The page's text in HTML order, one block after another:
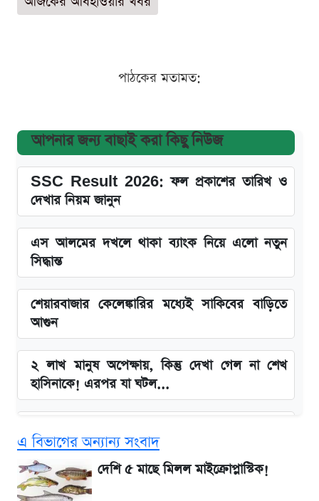
পাঠকের মতামত:
আপনার জন্য বাছাই করা কিছু নিউজ
SSC Result 2026: ফল প্রকাশের তারিখ ও
দেখার নিয়ম জানুন
এস আলমের দখলে থাকা ব্যাংক নিয়ে এলো নতুন
সিদ্ধান্ত
শেয়ারবাজার কেলেঙ্কারির মধ্যেই সাকিবের বাড়িতে
আগুন
২ লাখ মানুষ অপেক্ষায়, কিন্তু দেখা গেল না শেখ
হাসিনাকে! এরপর যা ঘটল...
Redmi K80 নিয়ে আপডেট
বাংলাদেশ নিয়ে যা বললেন সজীব ওয়াজেদ জয়
এ বিভাগের অন্যান্য সংবাদ
দেশি ৫ মাছে মিলল মাইক্রোপ্লাস্টিক!